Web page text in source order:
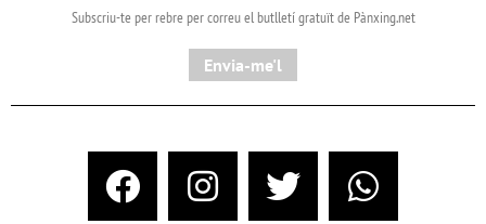
Subscriu-te per rebre per correu el butlletí gratuït de Pànxing.net​
Envia-me'l